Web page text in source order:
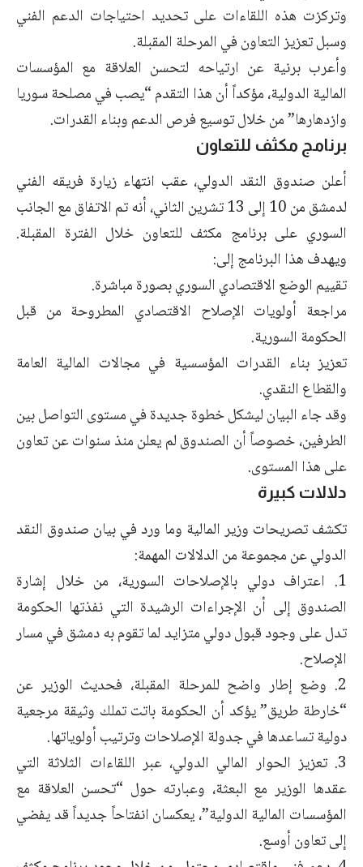
وتركزت هذه اللقاءات على تحديد احتياجات الدعم الفني
وسبل تعزيز التعاون في المرحلة المقبلة.
وأعرب برنية عن ارتياحه لتحسن العلاقة مع المؤسسات
المالية الدولية، مؤكداً أن هذا التقدم “يصب في مصلحة سوريا
وازدهارها” من خلال توسيع فرص الدعم وبناء القدرات.
برنامج مكثف للتعاون
أعلن صندوق النقد الدولي، عقب انتهاء زيارة فريقه الفني
لدمشق من 10 إلى 13 تشرين الثاني، أنه تم الاتفاق مع الجانب
السوري على برنامج مكثف للتعاون خلال الفترة المقبلة.
ويهدف هذا البرنامج إلى:
تقييم الوضع الاقتصادي السوري بصورة مباشرة.
مراجعة أولويات الإصلاح الاقتصادي المطروحة من قبل
الحكومة السورية.
تعزيز بناء القدرات المؤسسية في مجالات المالية العامة
والقطاع النقدي.
وقد جاء البيان ليشكل خطوة جديدة في مستوى التواصل بين
الطرفين، خصوصاً أن الصندوق لم يعلن منذ سنوات عن تعاون
على هذا المستوى.
دلالات كبيرة
تكشف تصريحات وزير المالية وما ورد في بيان صندوق النقد
الدولي عن مجموعة من الدلالات المهمة:
1. اعتراف دولي بالإصلاحات السورية، من خلال إشارة
الصندوق إلى أن الإجراءات الرشيدة التي نفذتها الحكومة
تدل على وجود قبول دولي متزايد لما تقوم به دمشق في مسار
الإصلاح.
2. وضع إطار واضح للمرحلة المقبلة، فحديث الوزير عن
“خارطة طريق” يؤكد أن الحكومة باتت تملك وثيقة مرجعية
دولية تساعدها في جدولة الإصلاحات وترتيب أولوياتها.
3. تعزيز الحوار المالي الدولي، عبر اللقاءات الثلاثة التي
عقدها الوزير مع البعثة، وعبارته حول “تحسن العلاقة مع
المؤسسات المالية الدولية”، يعكسان انفتاحاً جديداً قد يفضي
إلى تعاون أوسع.